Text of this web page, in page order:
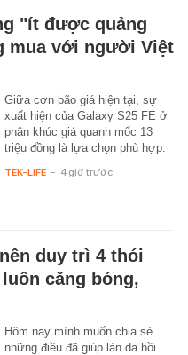
"ít được quảng
mua với người Việt
Giữa cơn bão giá hiện tại, sự
xuất hiện của Galaxy S25 FE ở
phân khúc giá quanh mốc 13
triệu đồng là lựa chọn phù hợp.
TEK-LIFE - 4 giờ trước
duy trì 4 thói
căng bóng,
Hôm nay mình muốn chia sẻ
những điều đã giúp làn da hồi